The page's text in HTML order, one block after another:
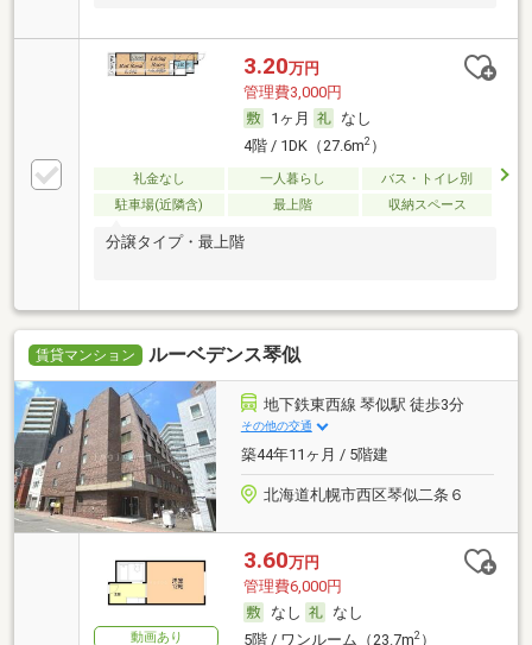
3.20万円
管理費3,000円
1ヶ月
なし
4階 / 1DK（27.6m2）
礼金なし 一人暮らし
バス・トイレ別
駐車場(近隣含)
最上階 収納スペース
分譲タイプ・最上階
賃貸マンション ルーベデンス琴似
地下鉄東西線 琴似駅 徒歩3分
その他の交通
築44年11ヶ月 / 5階建
北海道札幌市西区琴似二条６
動画あり
3.60万円
管理費6,000円
なし
なし
5階 / ワンルーム（23.7m2）